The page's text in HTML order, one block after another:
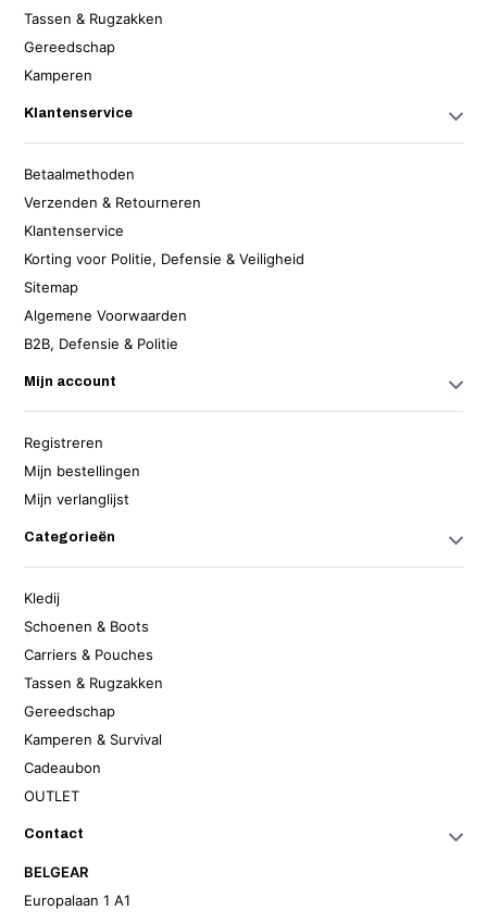
Tassen & Rugzakken
Gereedschap
Kamperen
Klantenservice
Betaalmethoden
Verzenden & Retourneren
Klantenservice
Korting voor Politie, Defensie & Veiligheid
Sitemap
Algemene Voorwaarden
B2B, Defensie & Politie
Mijn account
Registreren
Mijn bestellingen
Mijn verlanglijst
Categorieën
Kledij
Schoenen & Boots
Carriers & Pouches
Tassen & Rugzakken
Gereedschap
Kamperen & Survival
Cadeaubon
OUTLET
Contact
BELGEAR
Europalaan 1 A1